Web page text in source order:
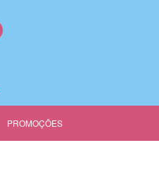
PROMOÇÕES